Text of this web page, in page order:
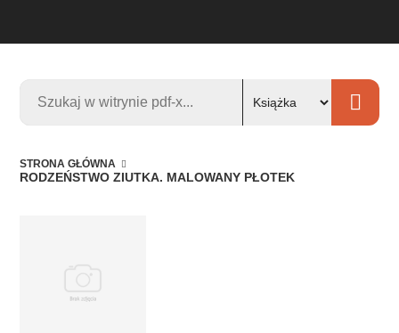
STRONA GŁÓWNA
RODZEŃSTWO ZIUTKA. MALOWANY PŁOTEK